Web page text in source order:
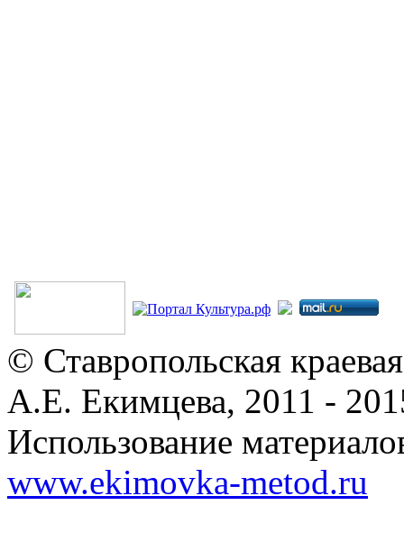
© Ставропольская
А.Е. Екимцева, 2011 -
Использование
www.ekimovka-metod.ru